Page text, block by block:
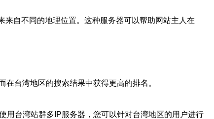
自不同的地理位置。这种服务器可以帮助网站主人在
台湾地区的搜索结果中获得更高的排名。
用台湾站群多IP服务器，您可以针对台湾地区的用户进行